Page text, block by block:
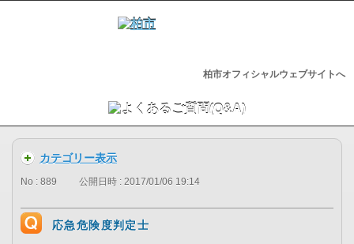
柏市オフィシャルウェブサイトへ
カテゴリー表示
No : 889 公開日時 : 2017/01/06 19:14
応急危険度判定士